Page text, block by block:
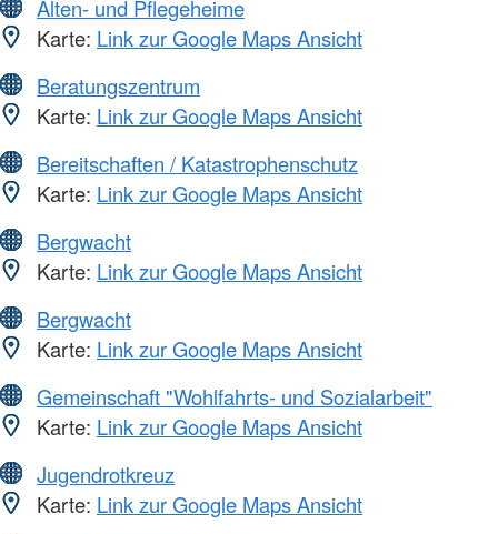
Alten- und Pflegeheime
Karte: Link zur Google Maps Ansicht
Beratungszentrum
Karte: Link zur Google Maps Ansicht
Bereitschaften / Katastrophenschutz
Karte: Link zur Google Maps Ansicht
Bergwacht
Karte: Link zur Google Maps Ansicht
Bergwacht
Karte: Link zur Google Maps Ansicht
Gemeinschaft "Wohlfahrts- und Sozialarbeit"
Karte: Link zur Google Maps Ansicht
Jugendrotkreuz
Karte: Link zur Google Maps Ansicht